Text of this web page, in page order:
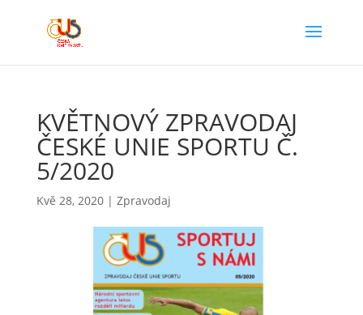
KVĚTNOVÝ ZPRAVODAJ
ČESKÉ UNIE SPORTU Č.
5/2020
Kvě 28, 2020| Zpravodaj